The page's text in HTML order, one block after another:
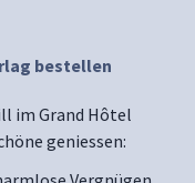
bestellen
im Grand Hôtel
geniessen: